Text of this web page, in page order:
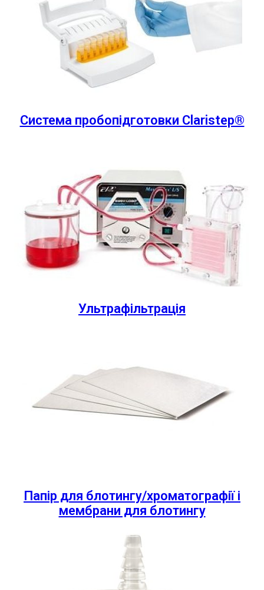
Система пробопідготовки Claristep®
Ультрафільтрація
Папір для блотингу/хроматографії і
мембрани для блотингу